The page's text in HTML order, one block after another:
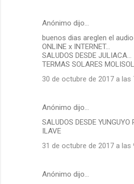
Anónimo dijo…
buenos dias areglen el
ONLINE x INTERNET...
SALUDOS DESDE JULIACA...
TERMAS SOLARES
30 de octubre de 2017 a las
Anónimo dijo…
SALUDOS DESDE
ILAVE
31 de octubre de 2017 a las
Anónimo dijo…